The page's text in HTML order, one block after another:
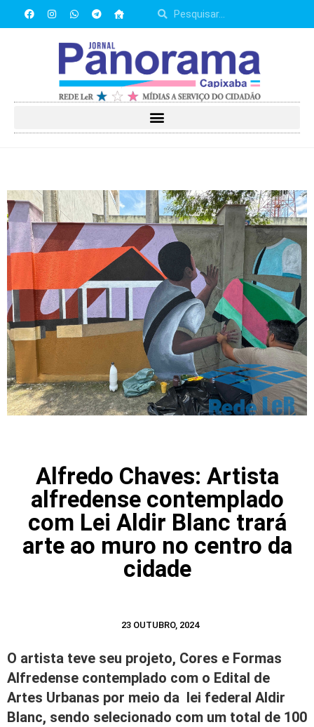
Alfredo Chaves: Artista
alfredense contemplado
com Lei Aldir Blanc trará
arte ao muro no centro da
cidade
23 OUTUBRO, 2024
O artista teve seu projeto, Cores e Formas
Alfredense contemplado com o Edital de
Artes Urbanas por meio da lei federal Aldir
Blanc, sendo selecionado com um total de 100